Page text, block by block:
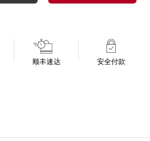
顺丰速达 安全付款